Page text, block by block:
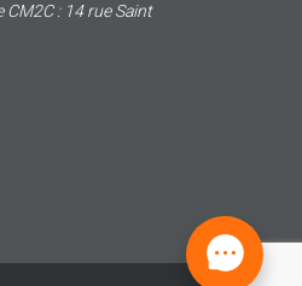
: 14 rue Saint